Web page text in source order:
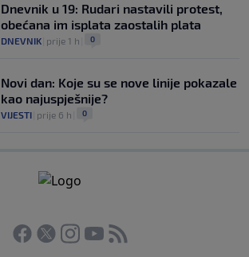
Dnevnik u 19: Rudari nastavili protest,
obećana im isplata zaostalih plata
DNEVNIK prije 1 h 0
Novi dan: Koje su se nove linije pokazale
kao najuspješnije?
VIJESTI prije 6 h 0